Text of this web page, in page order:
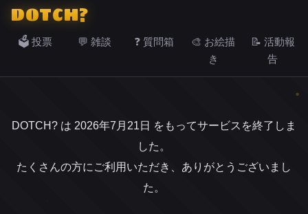
DOTCH?
🗳️ 投票 💬 雑談 ❓ 質問箱
🎨 お絵描
き
📝 活動報
告
DOTCH? は 2026年7月21日 をもってサービスを終了しま
した。
たくさんの方にご利用いただき、ありがとうございまし
た。